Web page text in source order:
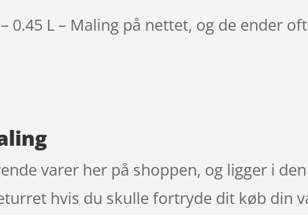
0.45 L – Maling på nettet, og de ender
varer her på shoppen, og ligger i
hvis du skulle fortryde dit køb din